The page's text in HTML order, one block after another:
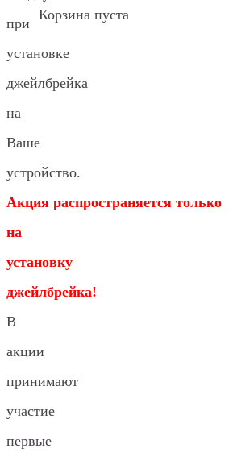
Корзина пуста
при
установке
джейлбрейка
на
Ваше
устройство.
Акция распространяется только
на
установку
джейлбрейка!
В
акции
принимают
участие
первые